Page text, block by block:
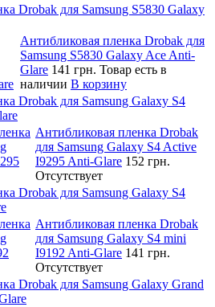
Drobak для Samsung S5830 Galaxy
Антибликовая пленка Drobak для
Samsung S5830 Galaxy Ace Anti-
Glare 141 грн. Товар есть в
наличии В корзину
Drobak для Samsung Galaxy S4
Антибликовая пленка Drobak
для Samsung Galaxy S4 Active
I9295 Anti-Glare 152 грн.
Отсутствует
Drobak для Samsung Galaxy S4
Антибликовая пленка Drobak
для Samsung Galaxy S4 mini
I9192 Anti-Glare 141 грн.
Отсутствует
Drobak для Samsung Galaxy Grand